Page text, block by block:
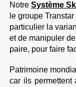
NotreSystème
le groupe
particulier la
et de manipuler
paire, pour faire
Patrimoine
car ils permettent